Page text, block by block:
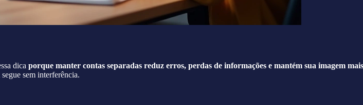
dica porque manter contas separadas reduz erros, perdas de informações e mantém sua imagem mais
sem interferência.